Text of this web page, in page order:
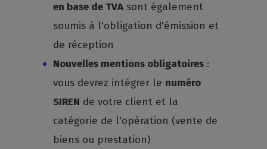
en base de TVA sont également
soumis à l'obligation d'émission et
de réception
Nouvelles mentions obligatoires :
vous devrez intégrer le numéro
SIREN de votre client et la
catégorie de l'opération (vente de
biens ou prestation)